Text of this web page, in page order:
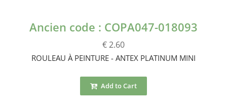
Ancien code : COPA047-018093
€ 2.60
ROULEAU À PEINTURE - ANTEX PLATINUM MINI
Add to Cart